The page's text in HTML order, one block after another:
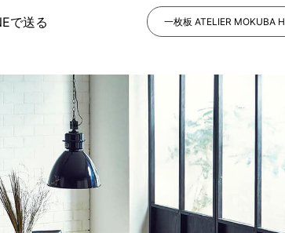
吉祥寺ギャラリー
名古屋ギャラリー
大阪梅田ギャラリー
アウトレット神戸店
大川ギャラリー【本店】
天神ギャラリー
公式オンラインストア
納品
納品
納品
お客様
コーデ
NEWS
EVENT
で送る 一枚板 ATELIER MOKUBA